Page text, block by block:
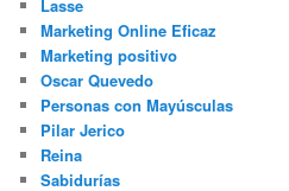
Lasse
Marketing Online Eficaz
Marketing positivo
Oscar Quevedo
Personas con Mayúsculas
Pilar Jerico
Reina
Sabidurías